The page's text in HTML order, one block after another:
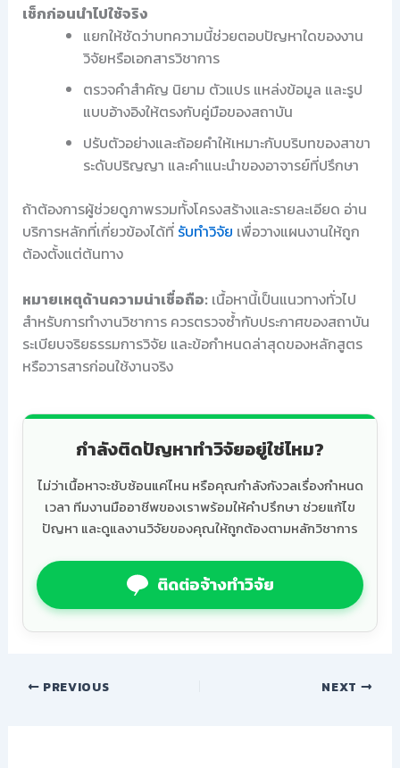
เช็กก่อนนำไปใช้จริง
แยกให้ชัดว่าบทความนี้ช่วยตอบปัญหาใดของงาน
วิจัยหรือเอกสารวิชาการ
ตรวจคำสำคัญ นิยาม ตัวแปร แหล่งข้อมูล และรูป
แบบอ้างอิงให้ตรงกับคู่มือของสถาบัน
ปรับตัวอย่างและถ้อยคำให้เหมาะกับบริบทของสาขา
ระดับปริญญา และคำแนะนำของอาจารย์ที่ปรึกษา
ถ้าต้องการผู้ช่วยดูภาพรวมทั้งโครงสร้างและรายละเอียด อ่าน
บริการหลักที่เกี่ยวข้องได้ที่ รับทำวิจัย เพื่อวางแผนงานให้ถูก
ต้องตั้งแต่ต้นทาง
หมายเหตุด้านความน่าเชื่อถือ: เนื้อหานี้เป็นแนวทางทั่วไป
สำหรับการทำงานวิชาการ ควรตรวจซ้ำกับประกาศของสถาบัน
ระเบียบจริยธรรมการวิจัย และข้อกำหนดล่าสุดของหลักสูตร
หรือวารสารก่อนใช้งานจริง
กำลังติดปัญหาทำวิจัยอยู่ใช่ไหม?
ไม่ว่าเนื้อหาจะซับซ้อนแค่ไหน หรือคุณกำลังกังวลเรื่องกำหนด
เวลา ทีมงานมืออาชีพของเราพร้อมให้คำปรึกษา ช่วยแก้ไข
ปัญหา และดูแลงานวิจัยของคุณให้ถูกต้องตามหลักวิชาการ
ติดต่อจ้างทำวิจัย
PREVIOUS NEXT